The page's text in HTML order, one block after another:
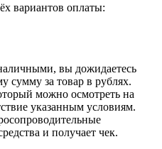
вариантов оплаты:
вы дожидаетесь
сумму за товар в рублях.
можно осмотреть на
указанным условиям.
и получает чек.